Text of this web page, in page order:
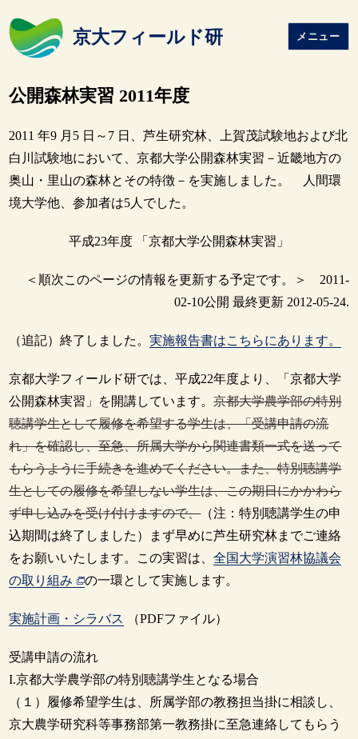
京大フィールド研 メニュー
公開森林実習 2011年度
2011 年9 月5 日～7 日、芦生研究林、上賀茂試験地および北
白川試験地において、京都大学公開森林実習－近畿地方の
奥山・里山の森林とその特徴－を実施しました。 人間環
境大学他、参加者は5人でした。
平成23年度 「京都大学公開森林実習」
＜順次このページの情報を更新する予定です。＞ 2011-
02-10公開 最終更新 2012-05-24.
（追記）終了しました。実施報告書はこちらにあります。
京都大学フィールド研では、平成22年度より、「京都大学
公開森林実習」を開講しています。京都大学農学部の特別
聴講学生として履修を希望する学生は、「受講申請の流
れ」を確認し、至急、所属大学から関連書類一式を送って
もらうように手続きを進めてください。また、特別聴講学
生としての履修を希望しない学生は、この期日にかかわら
ず申し込みを受け付けますので、（注：特別聴講学生の申
込期間は終了しました）まず早めに芦生研究林までご連絡
をお願いいたします。この実習は、全国大学演習林協議会
の取り組み
の一環として実施します。
実施計画・シラバス （PDFファイル）
受講申請の流れ
I.京都大学農学部の特別聴講学生となる場合
（１）履修希望学生は、所属学部の教務担当掛に相談し、
京大農学研究科等事務部第一教務掛に至急連絡してもらう